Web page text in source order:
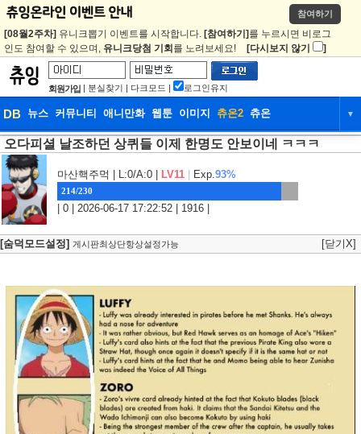
참여하기
[08월2주차] 유니크뽑기 이벤트를 시작합니다. [참여하기] 를 누르시면 비로그
인도 참여할 수 있으며, 유니크당첨 기회 를 노려보세요! [다시보지 않기 ]
회원가입 | 분실찾기 | 다크모드 | 로그인유지
DB 뉴스 커뮤니티 애니만화 웹툰 이미지 츄온2 츄온 ▼
DB 뉴스 커뮤니티 애니만화
웹툰 이미지 츄온2
오다피셜 날조하던 상퀴들 이제 한명도 안보이네 ㅋㅋㅋ
마산핵주먹 | L:0/A:0 | LV11 Exp.93%
214/230
| 0 | 2026-06-17 17:22:52 | 1916 |
[숨덕모드설정] 게시판최상단항상설정가능 [닫기X]